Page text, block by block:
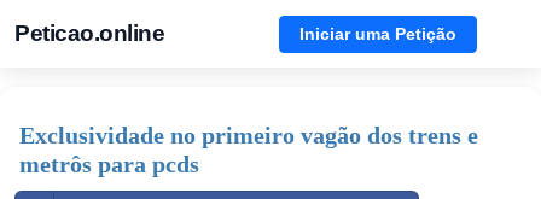
Peticao.online Iniciar uma Petição
Exclusividade no primeiro vagão dos trens e
metrôs para pcds